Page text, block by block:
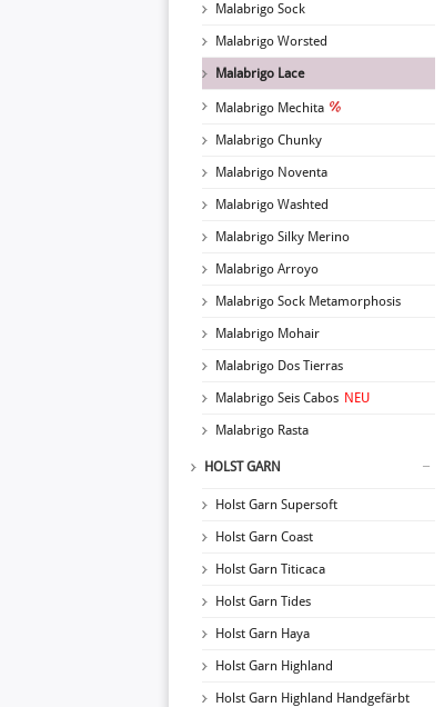
Malabrigo Sock
Malabrigo Worsted
Malabrigo Lace
Malabrigo Mechita
Malabrigo Chunky
Malabrigo Noventa
Malabrigo Washted
Malabrigo Silky Merino
Malabrigo Arroyo
Malabrigo Sock Metamorphosis
Malabrigo Mohair
Malabrigo Dos Tierras
Malabrigo Seis Cabos NEU
Malabrigo Rasta
HOLST GARN
Holst Garn Supersoft
Holst Garn Coast
Holst Garn Titicaca
Holst Garn Tides
Holst Garn Haya
Holst Garn Highland
Holst Garn Highland Handgefärbt